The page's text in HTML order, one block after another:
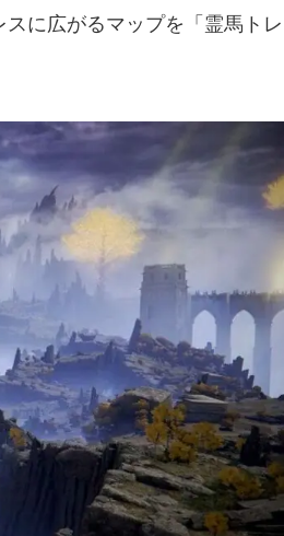
に広がるマップを「霊馬トレ